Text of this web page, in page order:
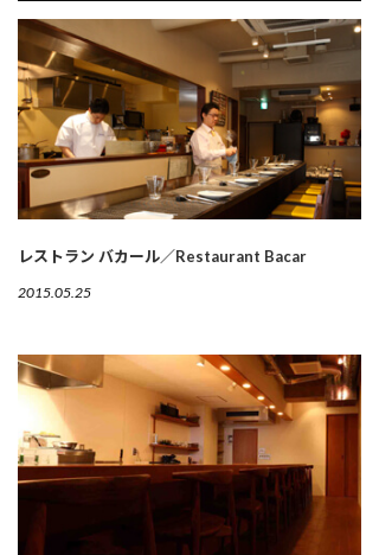
レストラン バカール／Restaurant Bacar
2015.05.25